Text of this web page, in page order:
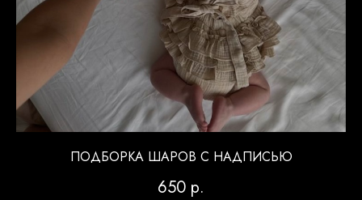
ПОДБОРКА ШАРОВ С НАДПИСЬЮ
650 р.